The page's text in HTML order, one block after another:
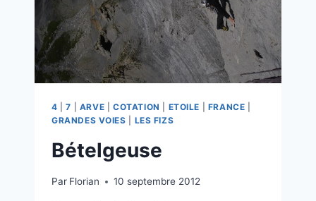
4 |7 ARVE COTATION ETOILE FRANCE
GRANDES VOIES
LES FIZS
Bételgeuse
Par Florian 10 septembre 2012